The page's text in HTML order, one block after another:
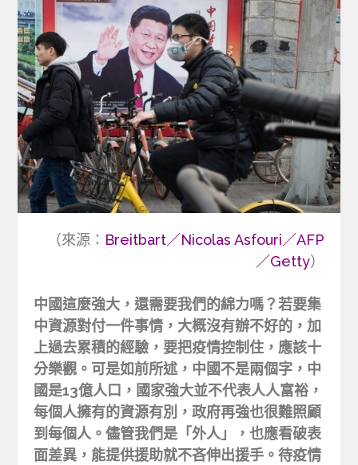
（來源： Breitbart／Nicolas Asfouri／AFP
／Getty）
中國這麼強大，還需要我們的綿力嗎？若要集
中資源對付一件事情，大概沒有辦不好的，加
上過去累積的經驗，要把疫情控制住，應該十
分樂觀。可是如前所述，中國不是兩個字，中
國是13億人口，國家強大並不代表人人富裕，
每個人擁有的資源有別，政府再強也很難照顧
到每個人。儘管我們是「外人」，也應看破表
面差異，能提供援助就不吝伸出援手。待疫情